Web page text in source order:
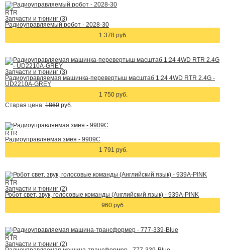
RTR
Запчасти и тюнинг (3)
Радиоуправляемый робот - 2028-30
1 378 руб.
Запчасти и тюнинг (3)
Радиоуправляемая машинка-перевертыш масштаб 1:24 4WD RTR 2.4G -
UD2210A-GREY
1 750 руб.
Старая цена: 1860 руб.
RTR
Радиоуправляемая змея - 9909C
1 791 руб.
RTR
Запчасти и тюнинг (2)
Робот свет, звук, голосовые команды (Английский язык) - 939A-PINK
960 руб.
RTR
Запчасти и тюнинг (2)